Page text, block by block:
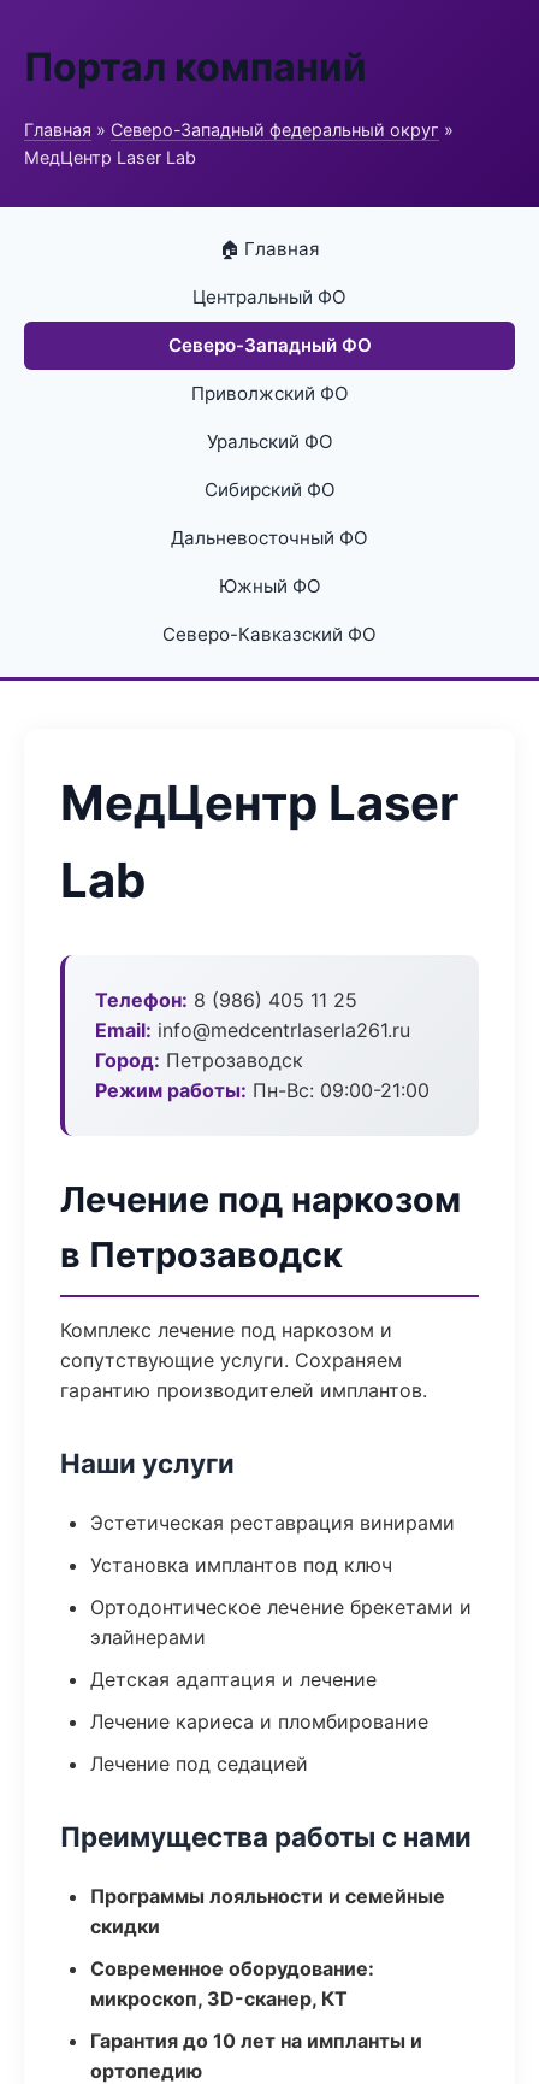
Портал компаний
Главная » Северо-Западный федеральный округ »
МедЦентр Laser Lab
🏠 Главная
Центральный ФО
Северо-Западный ФО
Приволжский ФО
Уральский ФО
Сибирский ФО
Дальневосточный ФО
Южный ФО
Северо-Кавказский ФО
МедЦентр Laser
Lab
Телефон: 8 (986) 405 11 25
Email: info@medcentrlaserla261.ru
Город: Петрозаводск
Режим работы: Пн-Вс: 09:00-21:00
Лечение под наркозом
в Петрозаводск
Комплекс лечение под наркозом и
сопутствующие услуги. Сохраняем
гарантию производителей имплантов.
Наши услуги
Эстетическая реставрация винирами
Установка имплантов под ключ
Ортодонтическое лечение брекетами и
элайнерами
Детская адаптация и лечение
Лечение кариеса и пломбирование
Лечение под седацией
Преимущества работы с нами
Программы лояльности и семейные
скидки
Современное оборудование:
микроскоп, 3D-сканер, КТ
Гарантия до 10 лет на импланты и
ортопедию